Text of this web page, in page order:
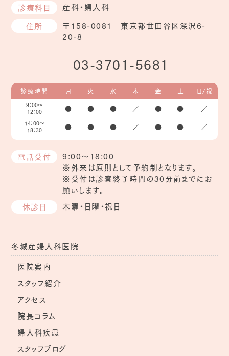
診療科目
産科・婦人科
住所
〒158-0081 東京都世田谷区深沢6-
20-8
03-3701-5681
診療時間 月 火 水 木 金 土 日/祝
9：00～
12：00
● ● ● ／ ● ● ／
14：00～
18：30
● ● ● ／ ● ● ／
電話受付
9:00～18:00
※外来は原則として予約制となります。
※受付は診察終了時間の30分前までにお
願いします。
休診日
木曜・日曜・祝日
冬城産婦人科医院
医院案内
スタッフ紹介
アクセス
院長コラム
婦人科疾患
スタッフブログ